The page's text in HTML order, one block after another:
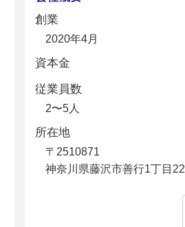
創業
2020年4月
資本金
従業員数
2〜5人
所在地
〒2510871
神奈川県藤沢市善行1丁目22